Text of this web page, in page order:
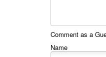
Comment as a
Name